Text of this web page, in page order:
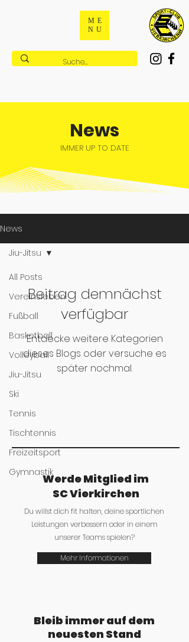
ME
NU
News
IMMER UP TO DATE
News
All Posts
Vereinsleben
Fußball
Basketball
Volleyball
Jiu-Jitsu
Ski
Tennis
Tischtennis
Freizeitsport
Gymnastik
Jiu-Jitsu
Beitrag demnächst
verfügbar
Entdecke weitere Kategorien
dieses Blogs oder versuche es
später nochmal.
Werde Mitglied im
SC Vierkirchen
Mehr Informationen
Du willst dich fit halten, deine sportlichen
Leistungen verbessern oder in einem
unserer Teams spielen?
Bleib immer auf dem
neuesten Stand